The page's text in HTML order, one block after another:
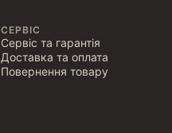
СЕРВІС
Сервіс та гарантія
Доставка та оплата
Повернення товару